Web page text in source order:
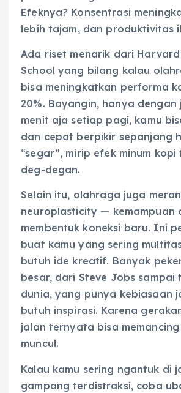
Efeknya? Konsentrasi
lebih tajam, dan produktivitas
Ada riset menarik dari
School yang bilang kalau
bisa meningkatkan performa
20%. Bayangin, hanya dengan
menit aja setiap pagi, kamu
dan cepat berpikir sepanjang
“segar”, mirip efek minum
deg-degan.
Selain itu, olahraga juga
neuroplasticity — kemampuan
membentuk koneksi baru. Ini
buat kamu yang sering
butuh ide kreatif. Banyak
besar, dari Steve Jobs sampai
dunia, yang punya kebiasaan
butuh inspirasi. Karena
jalan ternyata bisa
muncul.
Kalau kamu sering ngantuk di
gampang terdistraksi, coba